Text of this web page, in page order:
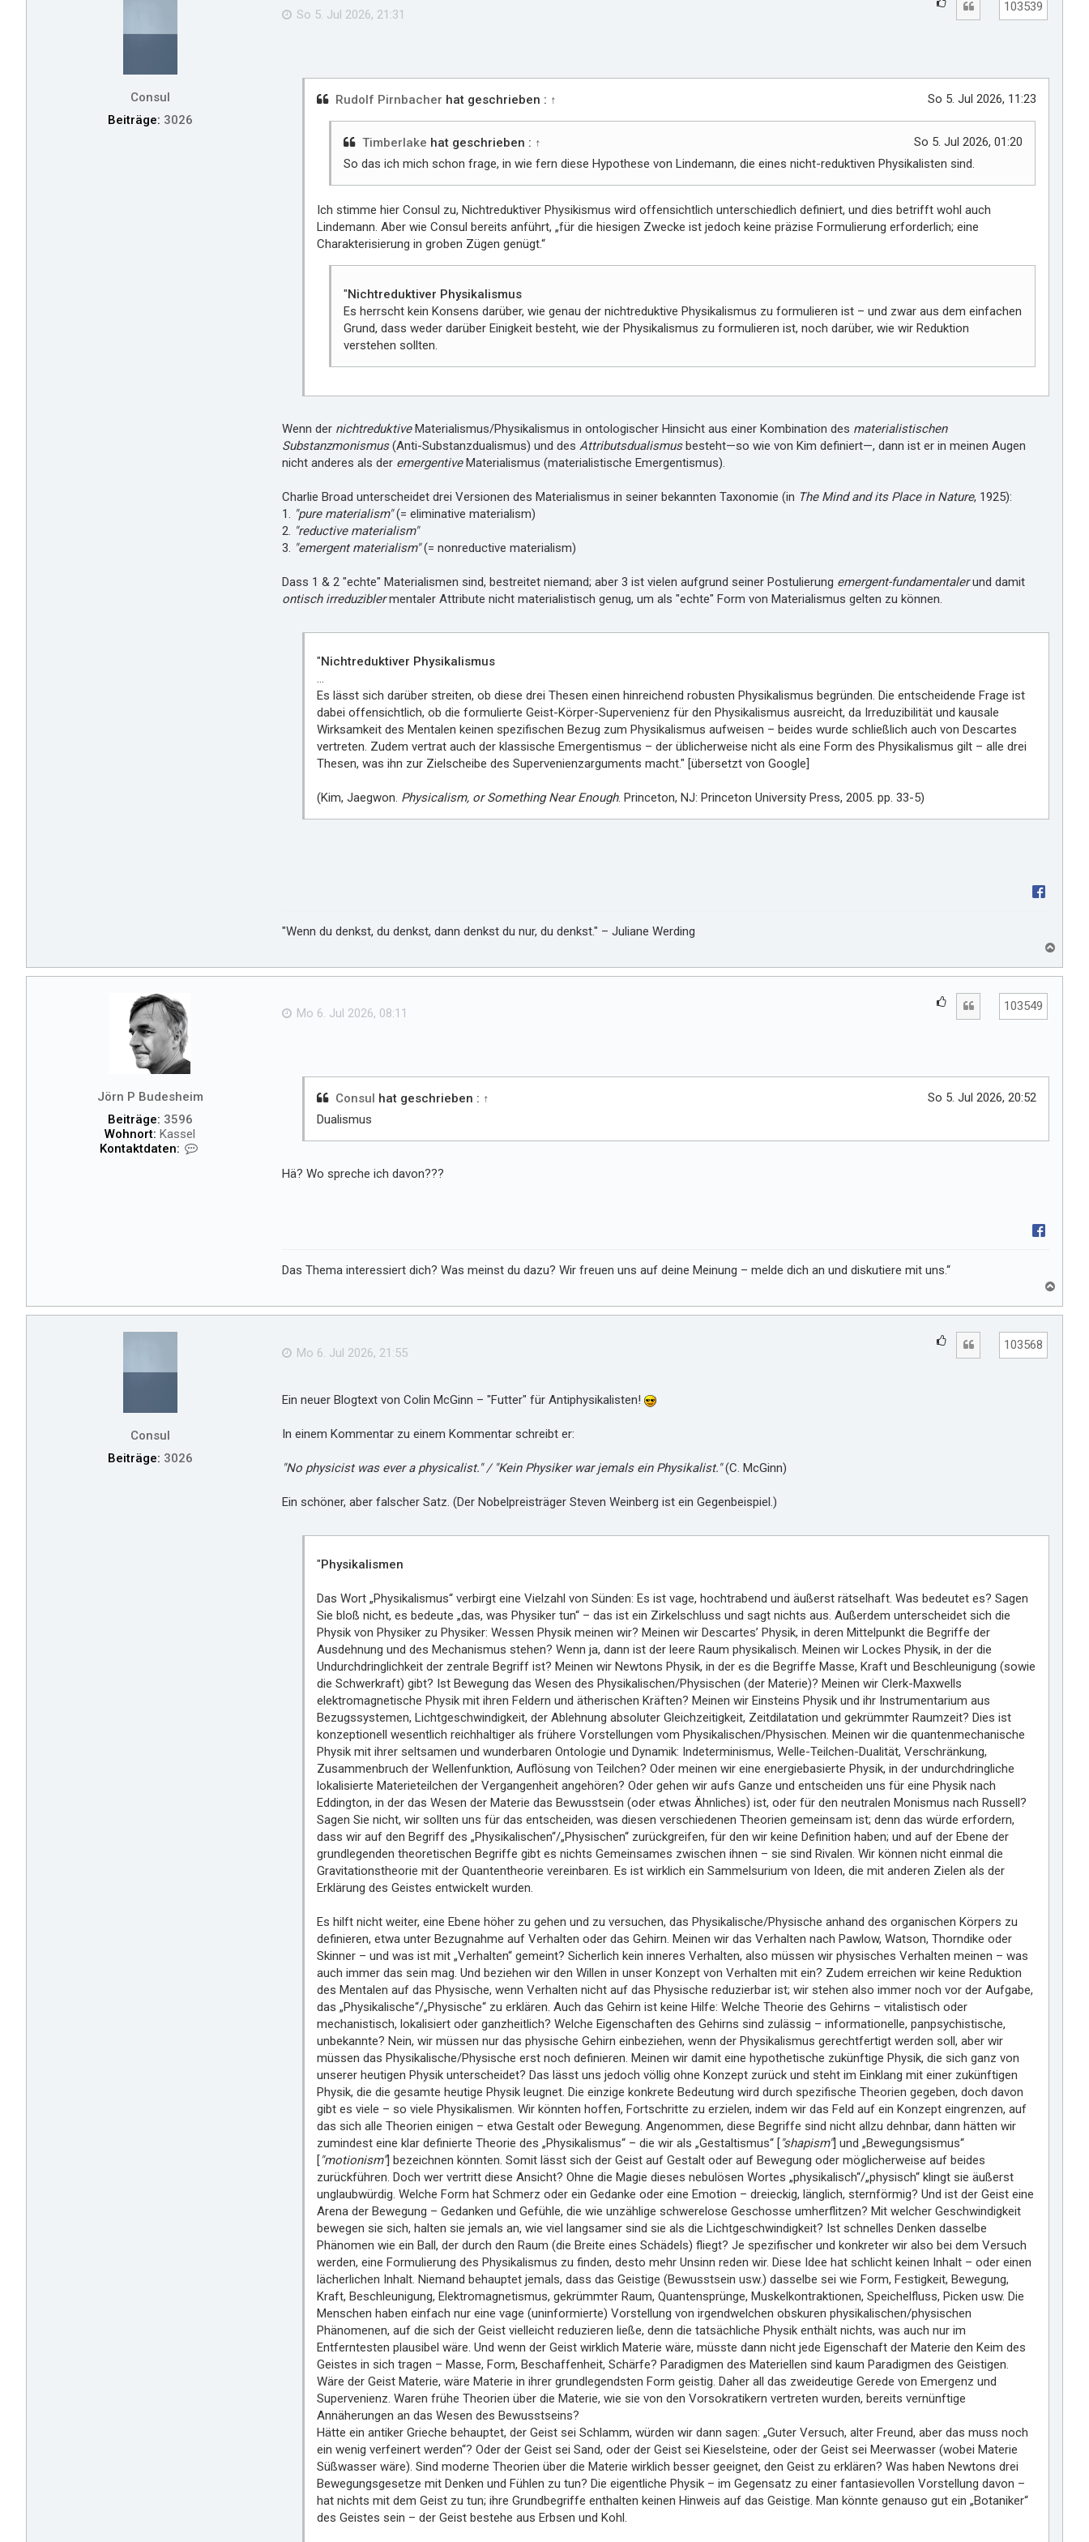
Consul
Beiträge: 3026
l
m
i
r
103539
So 5. Jul 2026, 21:31
Rudolf Pirnbacher hat geschrieben : ↑ So 5. Jul 2026, 11:23
Timberlake hat geschrieben : ↑
So 5. Jul 2026, 01:20
So das ich mich schon frage, in wie fern diese Hypothese von Lindemann, die eines nicht-reduktiven Physikalisten sind.
Ich stimme hier Consul zu, Nichtreduktiver Physikismus wird offensichtlich unterschiedlich definiert, und dies betrifft wohl auch
Lindemann. Aber wie Consul bereits anführt, „für die hiesigen Zwecke ist jedoch keine präzise Formulierung erforderlich; eine
Charakterisierung in groben Zügen genügt.“
"Nichtreduktiver Physikalismus
Es herrscht kein Konsens darüber, wie genau der nichtreduktive Physikalismus zu formulieren ist – und zwar aus dem einfachen
Grund, dass weder darüber Einigkeit besteht, wie der Physikalismus zu formulieren ist, noch darüber, wie wir Reduktion
verstehen sollten.
Wenn der nichtreduktiveMaterialismus/Physikalismus in ontologischer Hinsicht aus einer Kombination des materialistischen
Substanzmonismus(Anti-Substanzdualismus) und des Attributsdualismusbesteht—so wie von Kim definiert—, dann ist er in meinen Augen
nicht anderes als der emergentiveMaterialismus (materialistische Emergentismus).
Charlie Broad unterscheidet drei Versionen des Materialismus in seiner bekannten Taxonomie (in The Mind and its Place in Nature, 1925):
1.
"pure materialism"(= eliminative materialism)
2.
"reductive materialism"
3.
"emergent materialism"(= nonreductive materialism)
Dass 1 & 2 "echte" Materialismen sind, bestreitet niemand; aber 3 ist vielen aufgrund seiner Postulierung emergent-fundamentalerund damit
ontisch irreduziblermentaler Attribute nicht materialistisch genug, um als "echte" Form von Materialismus gelten zu können.
"Nichtreduktiver Physikalismus
Es lässt sich darüber streiten, ob diese drei Thesen einen hinreichend robusten Physikalismus begründen. Die entscheidende Frage ist
dabei offensichtlich, ob die formulierte Geist-Körper-Supervenienz für den Physikalismus ausreicht, da Irreduzibilität und kausale
Wirksamkeit des Mentalen keinen spezifischen Bezug zum Physikalismus aufweisen – beides wurde schließlich auch von Descartes
vertreten. Zudem vertrat auch der klassische Emergentismus – der üblicherweise nicht als eine Form des Physikalismus gilt – alle drei
Thesen, was ihn zur Zielscheibe des Supervenienzarguments macht." [übersetzt von Google]
(Kim, Jaegwon. Physicalism, or Something Near Enough. Princeton, NJ: Princeton University Press, 2005. pp. 33-5)
"Wenn du denkst, du denkst, dann denkst du nur, du denkst." – Juliane Werding
c
Jörn P Budesheim
Beiträge: 3596
Wohnort: Kassel
Kontaktdaten:
n
l
i
103549
Mo 6. Jul 2026, 08:11
Consul hat geschrieben : ↑
So 5. Jul 2026, 20:52
Dualismus
Hä? Wo spreche ich davon???
Das Thema interessiert dich? Was meinst du dazu? Wir freuen uns auf deine Meinung – melde dich an und diskutiere mit uns.“
c
Consul
Beiträge: 3026
103568
Mo 6. Jul 2026, 21:55
Ein neuer Blogtext von Colin McGinn – "Futter" für Antiphysikalisten!
In einem Kommentar zu einem Kommentar schreibt er:
"No physicist was ever a physicalist." / "Kein Physiker war jemals ein Physikalist."(C. McGinn)
Ein schöner, aber falscher Satz. (Der Nobelpreisträger Steven Weinberg ist ein Gegenbeispiel.)
"Physikalismen
Das Wort „Physikalismus“ verbirgt eine Vielzahl von Sünden: Es ist vage, hochtrabend und äußerst rätselhaft. Was bedeutet es? Sagen
Sie bloß nicht, es bedeute „das, was Physiker tun“ – das ist ein Zirkelschluss und sagt nichts aus. Außerdem unterscheidet sich die
Physik von Physiker zu Physiker: Wessen Physik meinen wir? Meinen wir Descartes’ Physik, in deren Mittelpunkt die Begriffe der
Ausdehnung und des Mechanismus stehen? Wenn ja, dann ist der leere Raum physikalisch. Meinen wir Lockes Physik, in der die
Undurchdringlichkeit der zentrale Begriff ist? Meinen wir Newtons Physik, in der es die Begriffe Masse, Kraft und Beschleunigung (sowie
die Schwerkraft) gibt? Ist Bewegung das Wesen des Physikalischen/Physischen (der Materie)? Meinen wir Clerk-Maxwells
elektromagnetische Physik mit ihren Feldern und ätherischen Kräften? Meinen wir Einsteins Physik und ihr Instrumentarium aus
Bezugssystemen, Lichtgeschwindigkeit, der Ablehnung absoluter Gleichzeitigkeit, Zeitdilatation und gekrümmter Raumzeit? Dies ist
konzeptionell wesentlich reichhaltiger als frühere Vorstellungen vom Physikalischen/Physischen. Meinen wir die quantenmechanische
Physik mit ihrer seltsamen und wunderbaren Ontologie und Dynamik: Indeterminismus, Welle-Teilchen-Dualität, Verschränkung,
Zusammenbruch der Wellenfunktion, Auflösung von Teilchen? Oder meinen wir eine energiebasierte Physik, in der undurchdringliche
lokalisierte Materieteilchen der Vergangenheit angehören? Oder gehen wir aufs Ganze und entscheiden uns für eine Physik nach
Eddington, in der das Wesen der Materie das Bewusstsein (oder etwas Ähnliches) ist, oder für den neutralen Monismus nach Russell?
Sagen Sie nicht, wir sollten uns für das entscheiden, was diesen verschiedenen Theorien gemeinsam ist; denn das würde erfordern,
dass wir auf den Begriff des „Physikalischen“/„Physischen“ zurückgreifen, für den wir keine Definition haben; und auf der Ebene der
grundlegenden theoretischen Begriffe gibt es nichts Gemeinsames zwischen ihnen – sie sind Rivalen. Wir können nicht einmal die
Gravitationstheorie mit der Quantentheorie vereinbaren. Es ist wirklich ein Sammelsurium von Ideen, die mit anderen Zielen als der
Erklärung des Geistes entwickelt wurden.
Es hilft nicht weiter, eine Ebene höher zu gehen und zu versuchen, das Physikalische/Physische anhand des organischen Körpers zu
definieren, etwa unter Bezugnahme auf Verhalten oder das Gehirn. Meinen wir das Verhalten nach Pawlow, Watson, Thorndike oder
Skinner – und was ist mit „Verhalten“ gemeint? Sicherlich kein inneres Verhalten, also müssen wir physisches Verhalten meinen – was
auch immer das sein mag. Und beziehen wir den Willen in unser Konzept von Verhalten mit ein? Zudem erreichen wir keine Reduktion
des Mentalen auf das Physische, wenn Verhalten nicht auf das Physische reduzierbar ist; wir stehen also immer noch vor der Aufgabe,
das „Physikalische“/„Physische“ zu erklären. Auch das Gehirn ist keine Hilfe: Welche Theorie des Gehirns – vitalistisch oder
mechanistisch, lokalisiert oder ganzheitlich? Welche Eigenschaften des Gehirns sind zulässig – informationelle, panpsychistische,
unbekannte? Nein, wir müssen nur das physische Gehirn einbeziehen, wenn der Physikalismus gerechtfertigt werden soll, aber wir
müssen das Physikalische/Physische erst noch definieren. Meinen wir damit eine hypothetische zukünftige Physik, die sich ganz von
unserer heutigen Physik unterscheidet? Das lässt uns jedoch völlig ohne Konzept zurück und steht im Einklang mit einer zukünftigen
Physik, die die gesamte heutige Physik leugnet. Die einzige konkrete Bedeutung wird durch spezifische Theorien gegeben, doch davon
gibt es viele – so viele Physikalismen. Wir könnten hoffen, Fortschritte zu erzielen, indem wir das Feld auf ein Konzept eingrenzen, auf
das sich alle Theorien einigen – etwa Gestalt oder Bewegung. Angenommen, diese Begriffe sind nicht allzu dehnbar, dann hätten wir
zumindest eine klar definierte Theorie des „Physikalismus“ – die wir als „Gestaltismus“ ["shapism"] und „Bewegungsismus“
["motionism"] bezeichnen könnten. Somit lässt sich der Geist auf Gestalt oder auf Bewegung oder möglicherweise auf beides
zurückführen. Doch wer vertritt diese Ansicht? Ohne die Magie dieses nebulösen Wortes „physikalisch“/„physisch“ klingt sie äußerst
unglaubwürdig. Welche Form hat Schmerz oder ein Gedanke oder eine Emotion – dreieckig, länglich, sternförmig? Und ist der Geist eine
Arena der Bewegung – Gedanken und Gefühle, die wie unzählige schwerelose Geschosse umherflitzen? Mit welcher Geschwindigkeit
bewegen sie sich, halten sie jemals an, wie viel langsamer sind sie als die Lichtgeschwindigkeit? Ist schnelles Denken dasselbe
Phänomen wie ein Ball, der durch den Raum (die Breite eines Schädels) fliegt? Je spezifischer und konkreter wir also bei dem Versuch
werden, eine Formulierung des Physikalismus zu finden, desto mehr Unsinn reden wir. Diese Idee hat schlicht keinen Inhalt – oder einen
lächerlichen Inhalt. Niemand behauptet jemals, dass das Geistige (Bewusstsein usw.) dasselbe sei wie Form, Festigkeit, Bewegung,
Kraft, Beschleunigung, Elektromagnetismus, gekrümmter Raum, Quantensprünge, Muskelkontraktionen, Speichelfluss, Picken usw. Die
Menschen haben einfach nur eine vage (uninformierte) Vorstellung von irgendwelchen obskuren physikalischen/physischen
Phänomenen, auf die sich der Geist vielleicht reduzieren ließe, denn die tatsächliche Physik enthält nichts, was auch nur im
Entferntesten plausibel wäre. Und wenn der Geist wirklich Materie wäre, müsste dann nicht jede Eigenschaft der Materie den Keim des
Geistes in sich tragen – Masse, Form, Beschaffenheit, Schärfe? Paradigmen des Materiellen sind kaum Paradigmen des Geistigen.
Wäre der Geist Materie, wäre Materie in ihrer grundlegendsten Form geistig. Daher all das zweideutige Gerede von Emergenz und
Supervenienz. Waren frühe Theorien über die Materie, wie sie von den Vorsokratikern vertreten wurden, bereits vernünftige
Annäherungen an das Wesen des Bewusstseins?
Hätte ein antiker Grieche behauptet, der Geist sei Schlamm, würden wir dann sagen: „Guter Versuch, alter Freund, aber das muss noch
ein wenig verfeinert werden“? Oder der Geist sei Sand, oder der Geist sei Kieselsteine, oder der Geist sei Meerwasser (wobei Materie
Süßwasser wäre). Sind moderne Theorien über die Materie wirklich besser geeignet, den Geist zu erklären? Was haben Newtons drei
Bewegungsgesetze mit Denken und Fühlen zu tun? Die eigentliche Physik – im Gegensatz zu einer fantasievollen Vorstellung davon –
hat nichts mit dem Geist zu tun; ihre Grundbegriffe enthalten keinen Hinweis auf das Geistige. Man könnte genauso gut ein „Botaniker“
des Geistes sein – der Geist bestehe aus Erbsen und Kohl.